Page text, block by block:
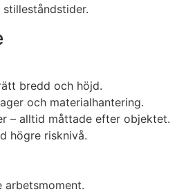
bredd och höjd.
och materialhantering.
– alltid måttade efter objektet.
högre risknivå.
arbetsmoment.